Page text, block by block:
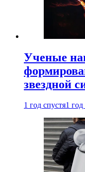
Ученые
звездной
1 год спустя1 год